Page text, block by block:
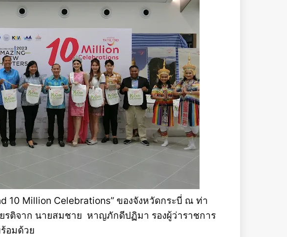
10 Million Celebrations” ของจังหวัดกระบี่ ณ ท่า
รติจาก นายสมชาย หาญภักดีปฏิมา รองผู้ว่าราชการ
อมด้วย